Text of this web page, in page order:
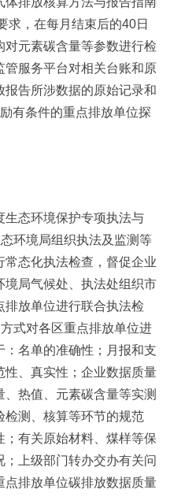
求，在每月结束后的40日
元素碳含量等参数进行检
服务平台对相关台账和原
告所涉数据的原始记录和
有条件的重点排放单位探
生态环境保护专项执法与
环境局组织执法及监测等
态化执法检查，督促企业
局气候处、执法处组织市
放单位进行联合执法检
式对各区重点排放单位进
名单的准确性；月报和支
、真实性；企业数据质量
热值、元素碳含量等实测
检测、核算等环节的规范
有关原始材料、煤样等保
上级部门转办交办有关问
点排放单位碳排放数据质量